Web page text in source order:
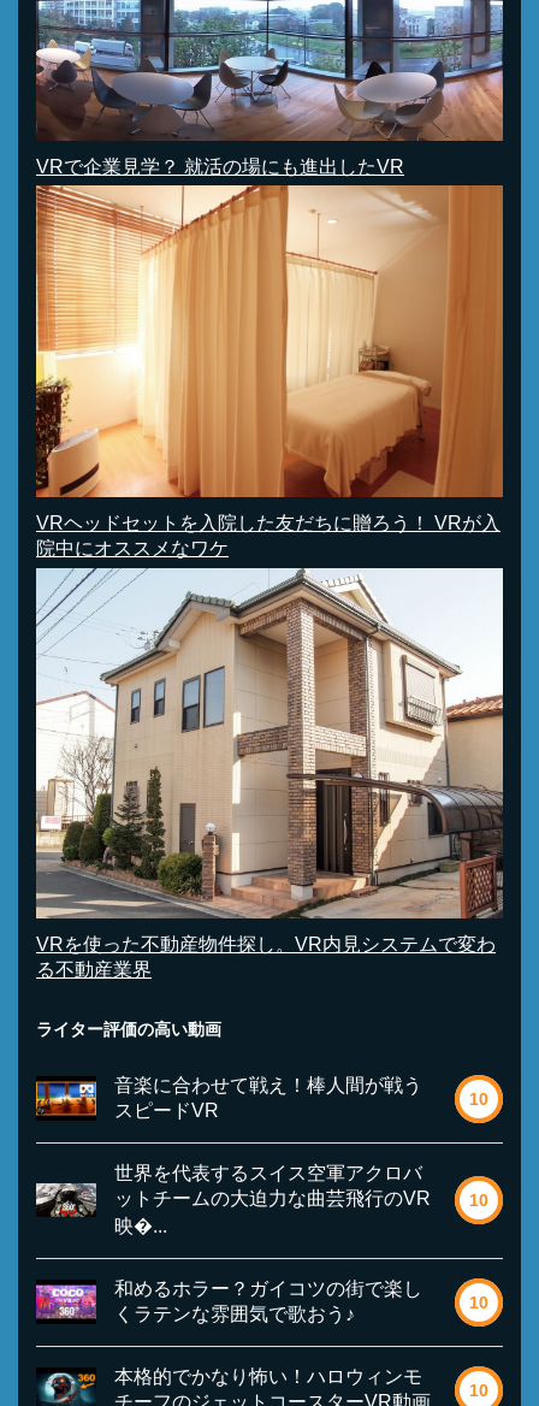
VRで企業見学？ 就活の場にも進出したVR
VRヘッドセットを入院した友だちに贈ろう！ VRが入
院中にオススメなワケ
VRを使った不動産物件探し。VR内見システムで変わ
る不動産業界
ライター評価の高い動画
音楽に合わせて戦え！棒人間が戦う
スピードVR
10
世界を代表するスイス空軍アクロバ
ットチームの大迫力な曲芸飛行のVR
映�...
10
和めるホラー？ガイコツの街で楽し
くラテンな雰囲気で歌おう♪
10
本格的でかなり怖い！ハロウィンモ
チーフのジェットコースターVR動画
10